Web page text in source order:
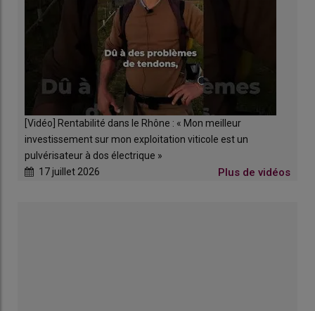
ou deux low cost ?
[Vidéo] Rentabilité dans le Rhône : « Mon meilleur
investissement sur mon exploitation viticole est un
pulvérisateur à dos électrique »
17 juillet 2026
Plus de vidéos